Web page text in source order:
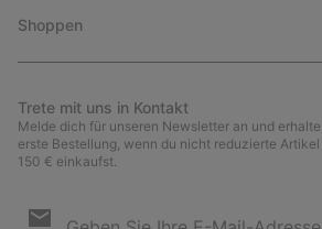
Shoppen
Trete mit uns in Kontakt
Melde dich für unseren Newsletter an und
erste Bestellung, wenn du nicht reduzierte
150 € einkaufst.
Anmeldung